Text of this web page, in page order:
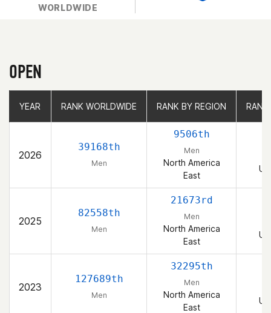
WORLDWIDE
OPEN
YEAR RANK WORLDWIDE RANK BY REGION
2026
39168th
Men
9506th
Men
North America
East
2025
82558th
Men
21673rd
Men
North America
East
2023
127689th
Men
32295th
Men
North America
East
YEAR RANK WORLDWIDE RANK BY REGION